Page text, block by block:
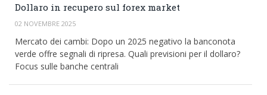
Dollaro in recupero sul forex market
02 NOVEMBRE 2025
Mercato dei cambi: Dopo un 2025 negativo la banconota
verde offre segnali di ripresa. Quali previsioni per il dollaro?
Focus sulle banche centrali